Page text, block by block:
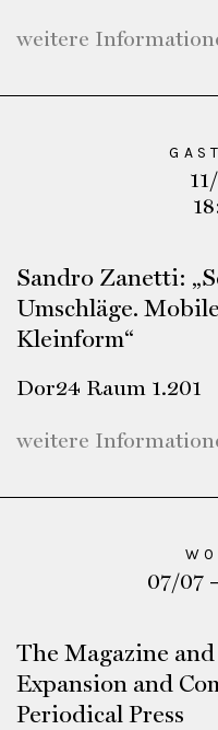
weitere
Sandro Zanetti:
Umschläge.
Kleinform“
Dor24 Raum 1.201
weitere
07/07
The Magazine
Expansion and
Periodical Press